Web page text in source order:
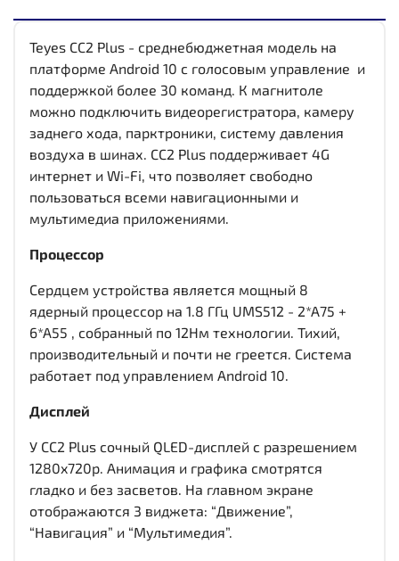
Teyes CC2 Plus - среднебюджетная модель на
платформе Android 10 с голосовым управление и
поддержкой более 30 команд. К магнитоле
можно подключить видеорегистратора, камеру
заднего хода, парктроники, систему давления
воздуха в шинах. CC2 Plus поддерживает 4G
интернет и Wi-Fi, что позволяет свободно
пользоваться всеми навигационными и
мультимедиа приложениями.
Процессор
Сердцем устройства является мощный 8
ядерный процессор на 1.8 ГГц UMS512 - 2*A75 +
6*A55 , собранный по 12Нм технологии. Тихий,
производительный и почти не греется. Система
работает под управлением Android 10.
Дисплей
У CC2 Plus сочный QLED-дисплей c разрешением
1280x720р. Анимация и графика смотрятся
гладко и без засветов. На главном экране
отображаются 3 виджета: “Движение”,
“Навигация” и “Мультимедия”.